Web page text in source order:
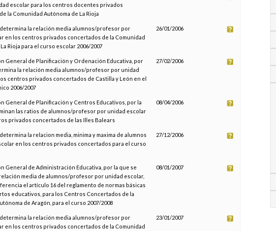
escolar para los centros docentes privados
la Comunidad Autónoma de La Rioja
la relación media alumnos/profesor por
en los centros privados concertados de la Comunidad
Rioja para el curso escolar 2006/2007
26/01/2006
General de Planificación y Ordenación Educativa, por
la relación media alumnos/profesor por unidad
centros privados concertados de Castilla y León en el
2006/2007
27/02/2006
General de Planificación y Centros Educativos, por la
las ratios de alumnos/profesor por unidad escolar
privados concertados de las Illes Balears
08/04/2006
la relacion media, minima y maxima de alumnos
en los centros privados concertados para el curso
27/12/2006
General de Administración Educativa, por la que se
media de alumnos/profesor por unidad escolar,
el artículo 16 del reglamento de normas básicas
educativos, para los Centros Concertados de la
de Aragón, para el curso 2007/2008
08/01/2007
la relación media alumnos/profesor por
en los centros privados concertados de la Comunidad
23/01/2007